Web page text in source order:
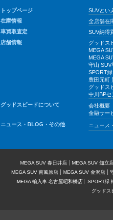
トップページ
SUVとい
在庫情報
全店舗在
車買取査定
SUV納得
店舗情報
グッドス
MEGA
MEGA
守山 SUV
SPORT
豊田元町
グッドス
中川BP
グッドスピードについて
会社概要
金融サー
ニュース・BLOG・その他
ニュース
MEGA SUV 春日井店 MEGA SUV 知立
MEGA SUV 南風原店
MEGA SUV 金沢店
MEGA 輸入車 名古屋昭和橋店
SPORT緑
グッドス